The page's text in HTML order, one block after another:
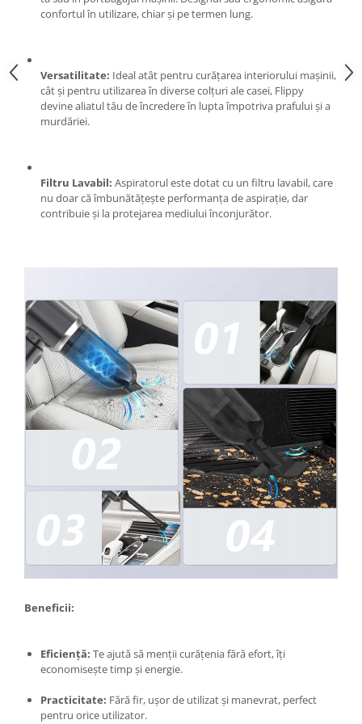
Pentru Casa si Camping
Accesorii aragaze & butelii
Butelii
Gratare
Iluminat & electrice
Prelungitoare & cabluri electrice
Conectori/doze
Lampi solare
Lanterne
Lumina de crestere pentru plante
Proiectoare & lampi de lucru
Veioze si Lampi
Cantarire
Cantare comerciale
Cantare Corporale
Aparate de spalat cu presiune si
accesorii
Accesorii aparatele de spalat cu
presiune
Aparate de spalat cu presiune
Instalatii sanitare
Articole si accesorii pentru baie
Baterii bucatarie
Baterii cada
Baterii lavoar
confortul în utilizare, chiar și pe termen lung.
Versatilitate: Ideal atât pentru curățarea interiorului mașinii,
cât și pentru utilizarea în diverse colțuri ale casei, Flippy
devine aliatul tău de încredere în lupta împotriva prafului și a
murdăriei.
Filtru Lavabil: Aspiratorul este dotat cu un filtru lavabil, care
nu doar că îmbunătățește performanța de aspirație, dar
contribuie și la protejarea mediului înconjurător.
Beneficii:
Eficiență: Te ajută să menții curățenia fără efort, îți
economisește timp și energie.
Practicitate: Fără fir, ușor de utilizat și manevrat, perfect
pentru orice utilizator.